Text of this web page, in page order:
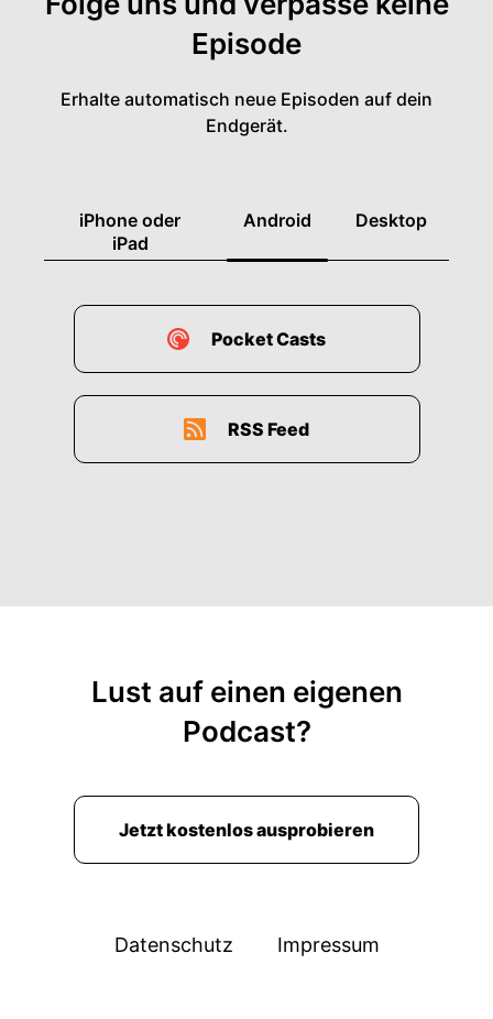
Episode
Erhalte automatisch neue Episoden auf dein
Endgerät.
iPhone oder
iPad
Android Desktop
Pocket Casts
RSS Feed
Lust auf einen eigenen
Podcast?
Jetzt kostenlos ausprobieren
Datenschutz Impressum